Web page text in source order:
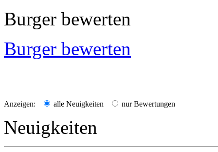
Burger bewerten
Burger bewerten
Anzeigen: alle Neuigkeiten nur Bewertungen
Neuigkeiten